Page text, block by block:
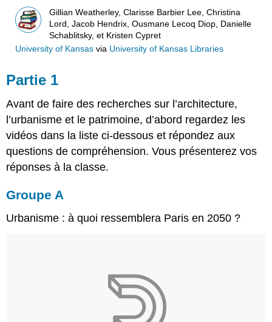
Gillian Weatherley, Clarisse Barbier Lee, Christina
Lord, Jacob Hendrix, Ousmane Lecoq Diop, Danielle
Schablitsky, et Kristen Cypret
University of Kansasvia University of Kansas Libraries
Partie 1
Avant de faire des recherches sur l’architecture,
l’urbanisme et le patrimoine, d’abord regardez les
vidéos dans la liste ci-dessous et répondez aux
questions de compréhension. Vous présenterez vos
réponses à la classe.
Groupe A
Urbanisme : à quoi ressemblera Paris en 2050 ?